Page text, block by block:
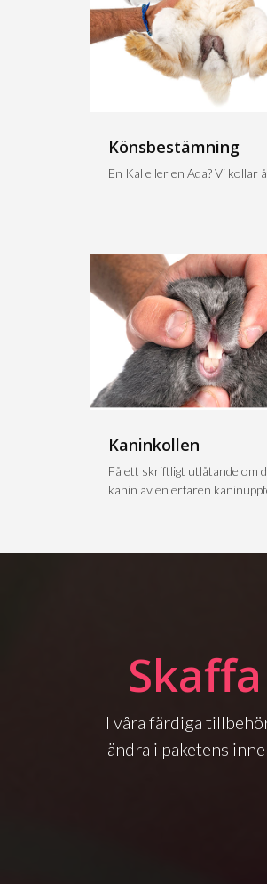
Könsbestämning
En Kal eller en Ada? Vi kollar
Kaninkollen
Få ett skriftligt utlåtande om
kanin av en erfaren
I våra färdiga
ändra i paketens